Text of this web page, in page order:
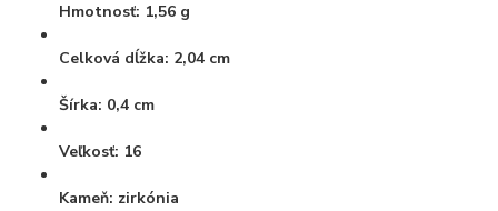
Hmotnosť: 1,56 g
Celková dĺžka: 2,04 cm
Šírka: 0,4 ​​cm
Veľkosť: 16
Kameň: zirkónia